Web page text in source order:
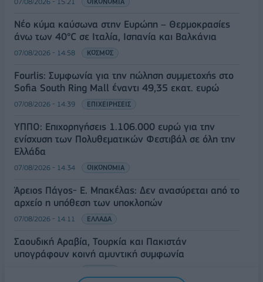
Νέο κύμα καύσωνα στην Ευρώπη – Θερμοκρασίες
άνω των 40°C σε Ιταλία, Ισπανία και Βαλκάνια
07/08/2026 - 14:58 ΚΟΣΜΟΣ
Fourlis: Συμφωνία για την πώληση συμμετοχής στο
Sofia South Ring Mall έναντι 49,35 εκατ. ευρώ
07/08/2026 - 14:39 ΕΠΙΧΕΙΡΗΣΕΙΣ
ΥΠΠΟ: Επιχορηγήσεις 1.106.000 ευρώ για την
ενίσχυση των Πολυθεματικών Φεστιβάλ σε όλη την
Ελλάδα
07/08/2026 - 14:34 ΟΙΚΟΝΟΜΙΑ
Άρειος Πάγος- Ε. Μπακέλας: Δεν ανασύρεται από το
αρχείο η υπόθεση των υποκλοπών
07/08/2026 - 14:11 ΕΛΛΑΔΑ
Σαουδική Αραβία, Τουρκία και Πακιστάν
υπογράφουν κοινή αμυντική συμφωνία